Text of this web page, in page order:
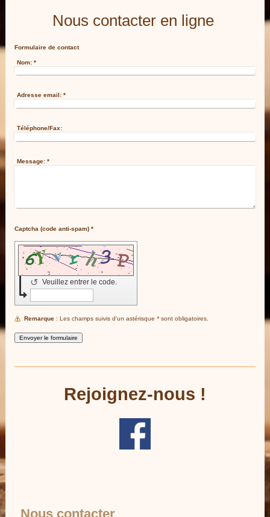
Nous contacter en ligne
Formulaire de contact
Nom:*
Adresse email:*
Téléphone/Fax:
Message:*
Captcha (code anti-spam) *
Veuillez entrer le code.
↺
Remarque : Les champs suivis d'un astérisque *sont obligatoires.
Rejoignez-nous !
Nous contacter